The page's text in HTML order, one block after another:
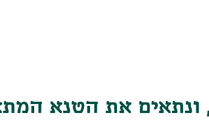
ונתאים את הטנא